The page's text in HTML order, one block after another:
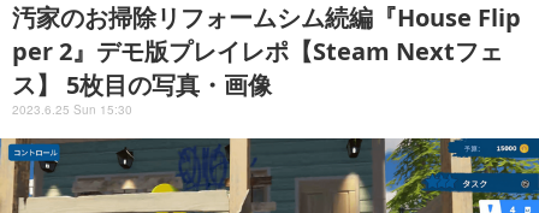
汚家のお掃除リフォームシム続編『House Flip
per 2』デモ版プレイレポ【Steam Nextフェ
ス】 5枚目の写真・画像
2023.6.25 Sun 15:30